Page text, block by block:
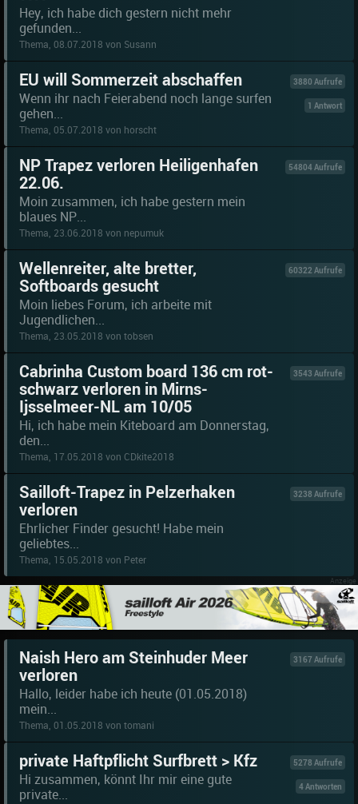
Hey, ich habe dich gestern nicht mehr
gefunden...
Thema, 08.07.2018 von Susann
EU will Sommerzeit abschaffen
Wenn ihr nach Feierabend noch lange surfen
gehen...
Thema, 05.07.2018 von horscht
3880 Aufrufe
1 Antwort
NP Trapez verloren Heiligenhafen
22.06.
Moin zusammen, ich habe gestern mein
blaues NP...
Thema, 23.06.2018 von nepumuk
54804 Aufrufe
Wellenreiter, alte bretter,
Softboards gesucht
Moin liebes Forum, ich arbeite mit
Jugendlichen...
Thema, 23.05.2018 von tobsen
60322 Aufrufe
Cabrinha Custom board 136 cm rot-
schwarz verloren in Mirns-
Ijsselmeer-NL am 10/05
Hi, ich habe mein Kiteboard am Donnerstag,
den...
Thema, 17.05.2018 von CDkite2018
3543 Aufrufe
Sailloft-Trapez in Pelzerhaken
verloren
Ehrlicher Finder gesucht! Habe mein
geliebtes...
Thema, 15.05.2018 von Peter
3238 Aufrufe
Naish Hero am Steinhuder Meer
verloren
Hallo, leider habe ich heute (01.05.2018)
mein...
Thema, 01.05.2018 von tomani
3167 Aufrufe
private Haftpflicht Surfbrett > Kfz
Hi zusammen, könnt Ihr mir eine gute
private...
5278 Aufrufe
4 Antworten